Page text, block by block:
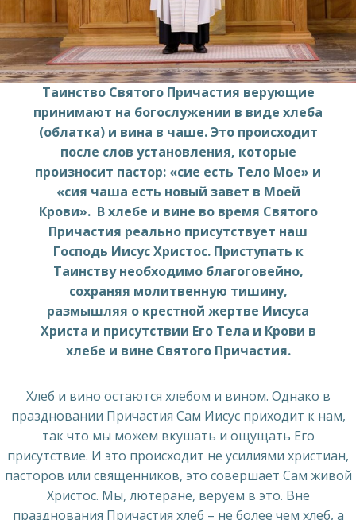
Таинство Святого Причастия верующие
принимают на богослужении в виде хлеба
(облатка) и вина в чаше. Это происходит
после слов установления, которые
произносит пастор: «сие есть Тело Мое» и
«сия чаша есть новый завет в Моей
Крови». В хлебе и вине во время Святого
Причастия реально присутствует наш
Господь Иисус Христос. Приступать к
Таинству необходимо благоговейно,
сохраняя молитвенную тишину,
размышляя о крестной жертве Иисуса
Христа и присутствии Его Тела и Крови в
хлебе и вине Святого Причастия.
Хлеб и вино остаются хлебом и вином. Однако в
праздновании Причастия Сам Иисус приходит к нам,
так что мы можем вкушать и ощущать Его
присутствие. И это происходит не усилиями христиан,
пасторов или священников, это совершает Сам живой
Христос. Мы, лютеране, веруем в это. Вне
празднования Причастия хлеб – не более чем хлеб, а